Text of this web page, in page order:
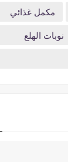
مكمل غذائي
نوبات الهلع